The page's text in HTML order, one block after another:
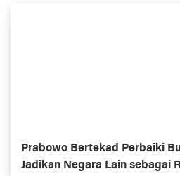
Prabowo Bertekad Perbaiki
Jadikan Negara Lain sebagai